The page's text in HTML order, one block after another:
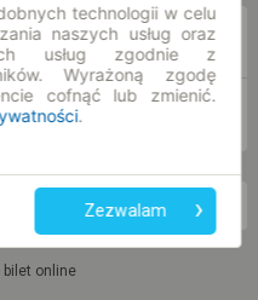
bilet online
technologii w celu
naszych usług oraz
usług zgodnie z
Wyrażoną zgodę
cofnąć lub zmienić.
.
Zezwalam